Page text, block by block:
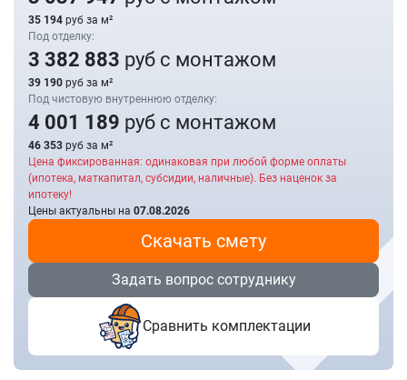
35 194 руб за м²
Под отделку:
3 382 883 руб с монтажом
39 190 руб за м²
Под чистовую внутреннюю отделку:
4 001 189 руб с монтажом
46 353 руб за м²
Цена фиксированная: одинаковая при любой форме оплаты
(ипотека, маткапитал, субсидии, наличные). Без наценок за
ипотеку!
Цены актуальны на 07.08.2026
Скачать смету
Задать вопрос сотруднику
Сравнить комплектации